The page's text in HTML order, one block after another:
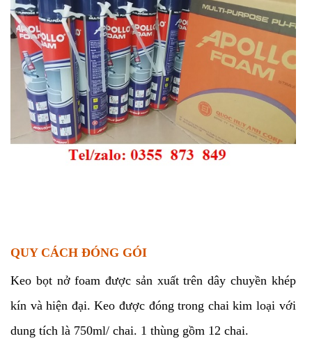
QUY CÁCH ĐÓNG GÓI
Keo bọt nở foam được sản xuất trên dây chuyền khép
kín và hiện đại. Keo được đóng trong chai kim loại với
dung tích là 750ml/ chai. 1 thùng gồm 12 chai.